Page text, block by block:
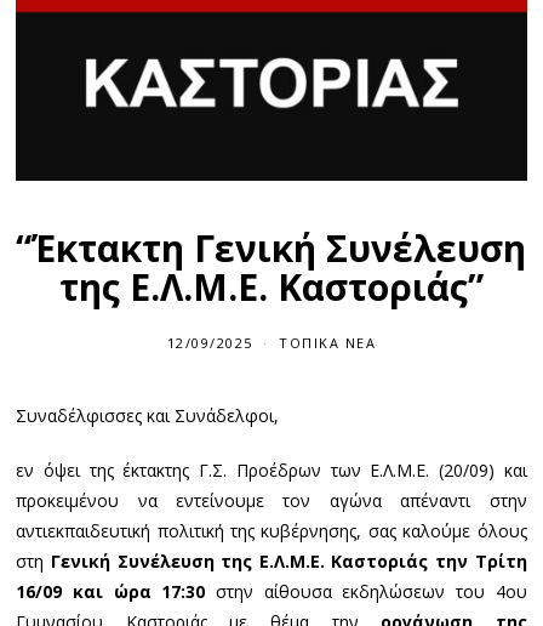
“Έκτακτη Γενική Συνέλευση
της Ε.Λ.Μ.Ε. Καστοριάς”
12/09/2025 ΤΟΠΙΚΆ ΝΈΑ
Συναδέλφισσες και Συνάδελφοι,
εν όψει της έκτακτης Γ.Σ. Προέδρων των Ε.Λ.Μ.Ε. (20/09) και
προκειμένου να εντείνουμε τον αγώνα απέναντι στην
αντιεκπαιδευτική πολιτική της κυβέρνησης, σας καλούμε όλους
στη Γενική Συνέλευση της Ε.Λ.Μ.Ε. Καστοριάς την Τρίτη
16/09 και ώρα 17:30 στην αίθουσα εκδηλώσεων του 4ου
Γυμνασίου Καστοριάς με θέμα την οργάνωση της